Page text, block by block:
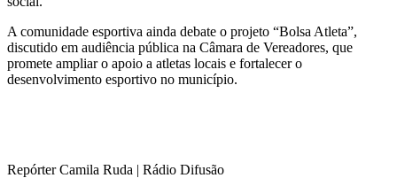
A comunidade esportiva ainda debate o projeto “Bolsa Atleta”,
discutido em audiência pública na Câmara de Vereadores, que
promete ampliar o apoio a atletas locais e fortalecer o
desenvolvimento esportivo no município.
Repórter Camila Ruda | Rádio Difusão